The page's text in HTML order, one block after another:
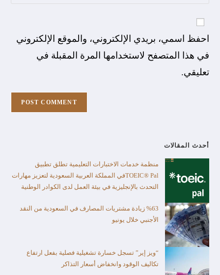
احفظ اسمي، بريدي الإلكتروني، والموقع الإلكتروني
في هذا المتصفح لاستخدامها المرة المقبلة في
تعليقي.
أحدث المقالات
منظمة خدمات الاختبارات التعليمية تطلق تطبيق
TOEIC® Palفي المملكة العربية السعودية لتعزيز مهارات
التحدث بالإنجليزية في بيئة العمل لدى الكوادر الوطنية
%63 زيادة مشتريات المصارف في السعودية من النقد
الأجنبي خلال يونيو
“ويز إير” تسجل خسارة تشغيلية فصلية بفعل ارتفاع
تكاليف الوقود وانخفاض أسعار التذاكر